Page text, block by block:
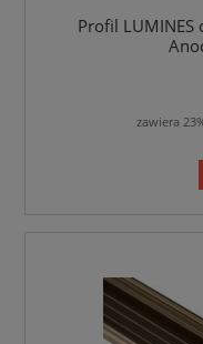
Profil LUMINES
zawiera